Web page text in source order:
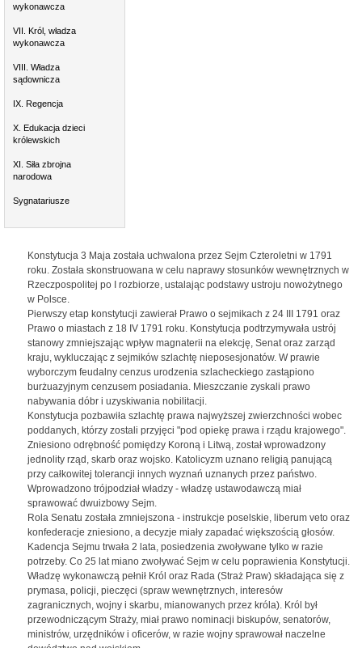
wykonawcza
VII. Król, władza
wykonawcza
VIII. Władza
sądownicza
IX. Regencja
X. Edukacja dzieci
królewskich
XI. Siła zbrojna
narodowa
Sygnatariusze
Konstytucja 3 Maja została uchwalona przez Sejm Czteroletni w 1791
roku. Została skonstruowana w celu naprawy stosunków wewnętrznych w
Rzeczpospolitej po I rozbiorze, ustalając podstawy ustroju nowożytnego
w Polsce.
Pierwszy etap konstytucji zawierał Prawo o sejmikach z 24 III 1791 oraz
Prawo o miastach z 18 IV 1791 roku. Konstytucja podtrzymywała ustrój
stanowy zmniejszając wpływ magnaterii na elekcję, Senat oraz zarząd
kraju, wykluczając z sejmików szlachtę nieposesjonatów. W prawie
wyborczym feudalny cenzus urodzenia szlacheckiego zastąpiono
burżuazyjnym cenzusem posiadania. Mieszczanie zyskali prawo
nabywania dóbr i uzyskiwania nobilitacji.
Konstytucja pozbawiła szlachtę prawa najwyższej zwierzchności wobec
poddanych, którzy zostali przyjęci "pod opiekę prawa i rządu krajowego".
Zniesiono odrębność pomiędzy Koroną i Litwą, został wprowadzony
jednolity rząd, skarb oraz wojsko. Katolicyzm uznano religią panującą
przy całkowitej tolerancji innych wyznań uznanych przez państwo.
Wprowadzono trójpodział władzy - władzę ustawodawczą miał
sprawować dwuizbowy Sejm.
Rola Senatu została zmniejszona - instrukcje poselskie, liberum veto oraz
konfederacje zniesiono, a decyzje miały zapadać większością głosów.
Kadencja Sejmu trwała 2 lata, posiedzenia zwoływane tylko w razie
potrzeby. Co 25 lat miano zwoływać Sejm w celu poprawienia Konstytucji.
Władzę wykonawczą pełnił Król oraz Rada (Straż Praw) składająca się z
prymasa, policji, pieczęci (spraw wewnętrznych, interesów
zagranicznych, wojny i skarbu, mianowanych przez króla). Król był
przewodniczącym Straży, miał prawo nominacji biskupów, senatorów,
ministrów, urzędników i oficerów, w razie wojny sprawował naczelne